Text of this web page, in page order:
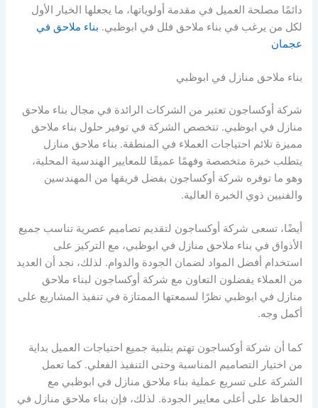
دائمًا مصلحة العميل في مقدمة أولوياتها، ما يجعلها الخيار الأول
لكل من يرغب في بناء ملاحق فلل في ابوظبي. بناء ملاحق في
عجمان
بناء ملاحق منازل في ابوظبي
شركة أوكساجون تعتبر من الشركات الرائدة في مجال بناء ملاحق
منازل في ابوظبي. تتخصص الشركة في توفير حلول بناء ملاحق
مميزة تلائم احتياجات العملاء في المنطقة. بناء ملاحق منازل
يتطلب خبرة متخصصة وفهمًا عميقًا للمعايير الهندسية المحلية،
وهو ما توفره شركة أوكساجون بفضل فريقها من المهندسين
والفنيين ذوي الخبرة العالية.
أيضًا، تسعى شركة أوكساجون لتقديم تصاميم عصرية تناسب جميع
الأذواق في بناء ملاحق منازل في ابوظبي، مع التركيز على
استخدام أفضل المواد لضمان الجودة والدوام. لذلك، نجد أن العديد
من العملاء يفضلون التعاون مع شركة أوكساجون لبناء ملاحق
منازل في ابوظبي نظرًا لسمعتها الممتازة في تنفيذ المشاريع على
أكمل وجه.
كما أن شركة أوكساجون تهتم بتلبية جميع احتياجات العميل بداية
من اختيار التصاميم المناسبة وحتى التنفيذ الفعلي. كما تعمل
الشركة على تسريع عملية بناء ملاحق منازل في ابوظبي مع
الحفاظ على أعلى معايير الجودة. لذلك، فإن بناء ملاحق منازل في